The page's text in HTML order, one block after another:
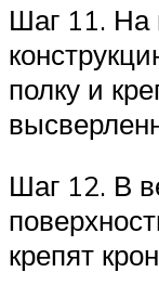
Шаг 11. На
полку и
Шаг 12. В
крепят